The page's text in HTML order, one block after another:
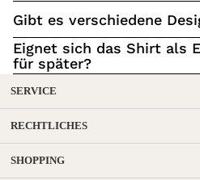
Gibt es verschiedene
Eignet sich das Shirt als
für später?
SERVICE
RECHTLICHES
SHOPPING